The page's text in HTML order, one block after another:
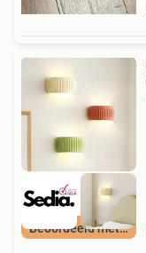
Beoordeeld met 9+